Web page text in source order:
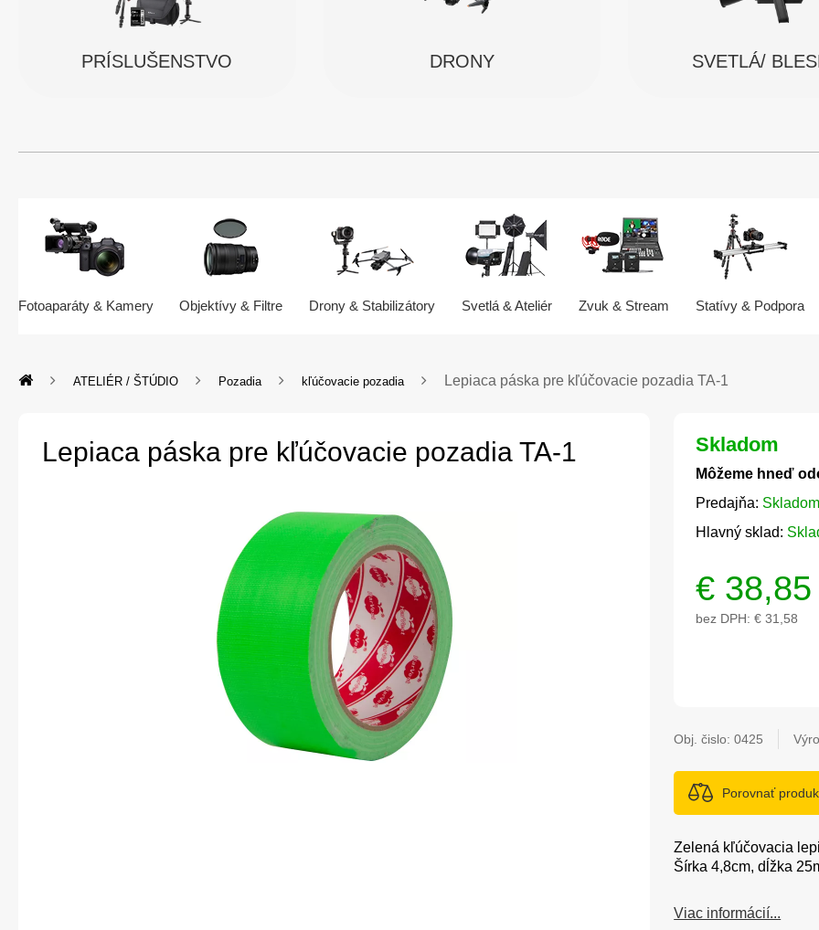
PRÍSLUŠENSTVO DRONY SVETLÁ/
Fotoaparáty & Kamery Objektívy & Filtre Drony & Stabilizátory Svetlá & Ateliér Zvuk & Stream Statívy & Podpora
ATELIÉR / ŠTÚDIO Pozadia kľúčovacie pozadia Lepiaca páska pre kľúčovacie pozadia TA-1
Lepiaca páska pre kľúčovacie pozadia TA-1 Skladom
Môžeme hneď
Predajňa:
Hlavný sklad:
€ 38,85
bez DPH: € 31,58
Obj. čislo:0425
Porovnať
Zelená kľúčovacia
Šírka 4,8cm, dĺžka
Viac informácií...